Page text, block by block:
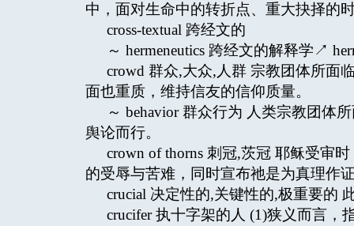
中，面对生命中的转折点、重大抉择的
cross-textual 跨经文的
～ hermeneutics 跨经文的解释学↗
crowd 群众,大众,人群 宗教团体所面
面也重质，维持信友的信仰质量。
～ behavior 群众行为 人类宗教团体
舆论而行。
crown of thorns 刺冠,茨冠 耶稣受审
的受辱与苦难，同时宣布祂是为真理作
crucial 决定性的,关键性的,极重要的
crucifer 执十字架的人 (1)狭义而言，